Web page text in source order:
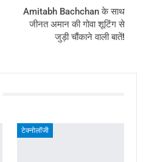
Amitabh Bachchan के साथ
जीनत अमान की गोवा शूटिंग से
जुड़ी चौंकाने वाली बातें!
टेक्नोलॉजी